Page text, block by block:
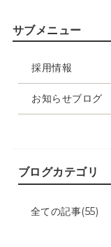
サブメニュー
採用情報
お知らせブログ
ブログカテゴリ
全ての記事(55)